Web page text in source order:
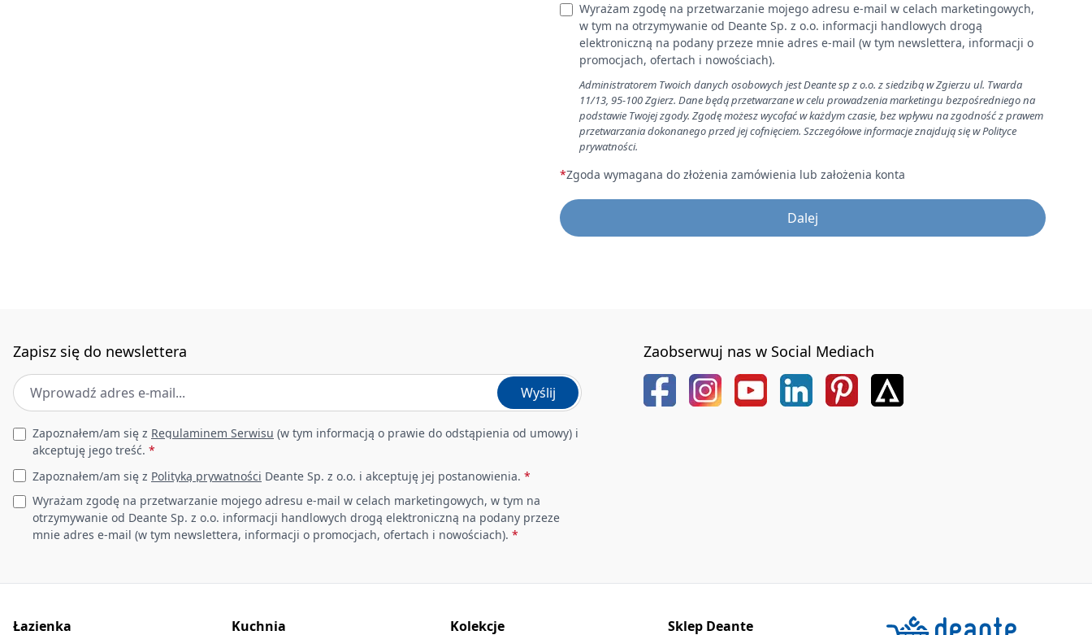
Wyrażam zgodę na przetwarzanie mojego adresu e-mail w celach marketingowych,
w tym na otrzymywanie od Deante Sp. z o.o. informacji handlowych drogą
elektroniczną na podany przeze mnie adres e-mail (w tym newslettera, informacji o
promocjach, ofertach i nowościach).
Administratorem Twoich danych osobowych jest Deante sp z o.o. z siedzibą w Zgierzu ul. Twarda
11/13, 95-100 Zgierz. Dane będą przetwarzane w celu prowadzenia marketingu bezpośredniego na
podstawie Twojej zgody. Zgodę możesz wycofać w każdym czasie, bez wpływu na zgodność z prawem
przetwarzania dokonanego przed jej cofnięciem. Szczegółowe informacje znajdują się w Polityce
prywatności.
*Zgoda wymagana do złożenia zamówienia lub założenia konta
Dalej
Zapisz się do newslettera
Adres e-mail *
Wyślij
Leave this field empty
Zapoznałem/am się z Regulaminem Serwisu (w tym informacją o prawie do odstąpienia od umowy) i
akceptuję jego treść. *
Zapoznałem/am się z Polityką prywatności Deante Sp. z o.o. i akceptuję jej postanowienia. *
Wyrażam zgodę na przetwarzanie mojego adresu e-mail w celach marketingowych, w tym na
otrzymywanie od Deante Sp. z o.o. informacji handlowych drogą elektroniczną na podany przeze
mnie adres e-mail (w tym newslettera, informacji o promocjach, ofertach i nowościach). *
Zaobserwuj nas w Social Mediach
Łazienka Kuchnia Kolekcje Sklep Deante